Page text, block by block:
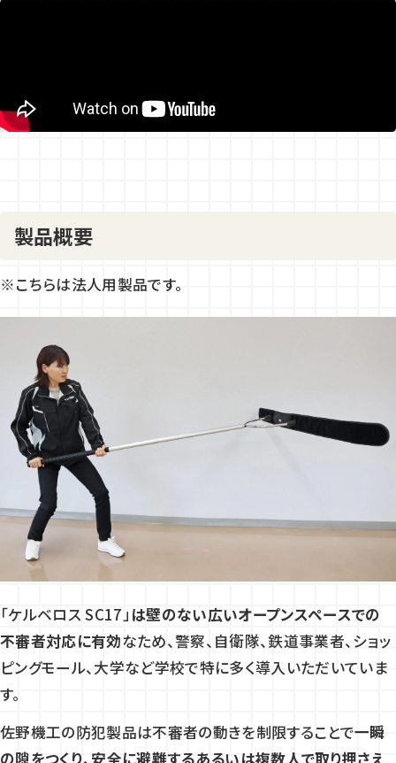
ECサイト
直営ショップへ
製品概要
※こちらは法人用製品です。
「ケルベロス SC17」 は壁のない広いオープンスペースでの
不審者対応に有効なため、警察、自衛隊、鉄道事業者、ショッ
ピングモール、大学など学校で特に多く導入いただいていま
す。
佐野機工の防犯製品は不審者の動きを制限することで一瞬